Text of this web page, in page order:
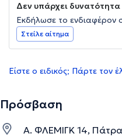
Δεν υπάρχει
Εκδήλωσε το ενδιαφέρον
Στείλε αίτημα
Είστε ο ειδικός; Πάρτε τον
Πρόσβαση
Α. ΦΛΕΜΙΓΚ 14,